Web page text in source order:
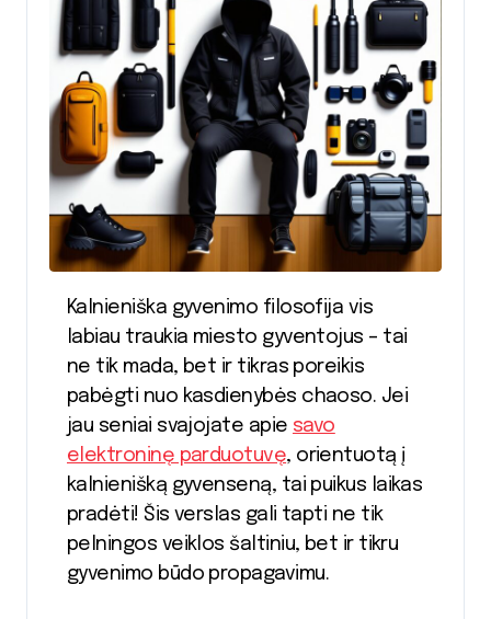
Kalnieniška gyvenimo filosofija vis
labiau traukia miesto gyventojus – tai
ne tik mada, bet ir tikras poreikis
pabėgti nuo kasdienybės chaoso. Jei
jau seniai svajojate apie savo
elektroninę parduotuvę, orientuotą į
kalnienišką gyvenseną, tai puikus laikas
pradėti! Šis verslas gali tapti ne tik
pelningos veiklos šaltiniu, bet ir tikru
gyvenimo būdo propagavimu.